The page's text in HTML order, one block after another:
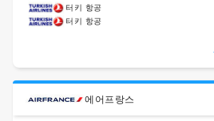
터키 항공
터키 항공
에어프랑스